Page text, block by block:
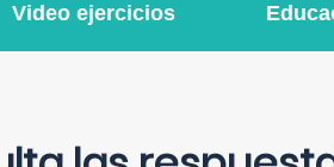
Video ejercicios